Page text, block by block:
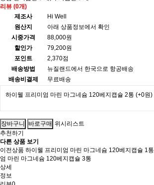
리뷰 (0개)
제조사
Hi Well
원산지
아래 상품정보에서 확인
시중가격
88,000원
할인가
79,200원
포인트
2,370점
배송방법
뉴질랜드에서 한국으로 항공배송
배송비결제
무료배송
하이웰 프리미엄 마린 마그네슘 120베지캡슐 2통 (+0원)
위시리스트
추천하기
다른 상품 보기
이전상품 하이웰 프리미엄 마린 마그네슘 120베지캡슐 1통
엄 마린 마그네슘 120베지캡슐 3통
상세
정보